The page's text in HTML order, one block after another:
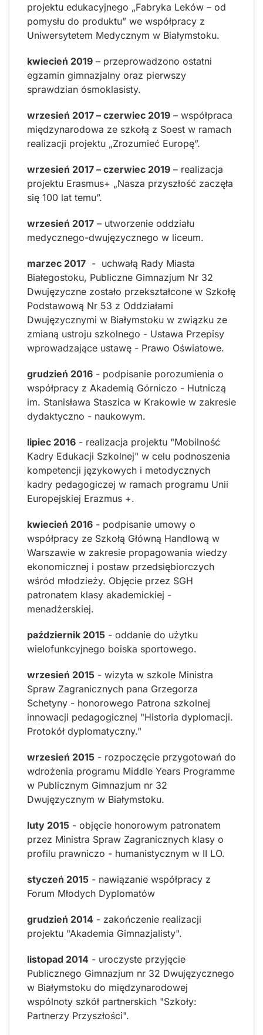
projektu edukacyjnego „Fabryka Leków – od
pomysłu do produktu” we współpracy z
Uniwersytetem Medycznym w Białymstoku.
kwiecień 2019 – przeprowadzono ostatni
egzamin gimnazjalny oraz pierwszy
sprawdzian ósmoklasisty.
wrzesień 2017 – czerwiec 2019 – współpraca
międzynarodowa ze szkołą z Soest w ramach
realizacji projektu „Zrozumieć Europę”.
wrzesień 2017 – czerwiec 2019 – realizacja
projektu Erasmus+ „Nasza przyszłość zaczęła
się 100 lat temu”.
wrzesień 2017 – utworzenie oddziału
medycznego-dwujęzycznego w liceum.
marzec 2017 - uchwałą Rady Miasta
Białegostoku, Publiczne Gimnazjum Nr 32
Dwujęzyczne zostało przekształcone w Szkołę
Podstawową Nr 53 z Oddziałami
Dwujęzycznymi w Białymstoku w związku ze
zmianą ustroju szkolnego - Ustawa Przepisy
wprowadzające ustawę - Prawo Oświatowe.
grudzień 2016 - podpisanie porozumienia o
współpracy z Akademią Górniczo - Hutniczą
im. Stanisława Staszica w Krakowie w zakresie
dydaktyczno - naukowym.
lipiec 2016 - realizacja projektu "Mobilność
Kadry Edukacji Szkolnej" w celu podnoszenia
kompetencji językowych i metodycznych
kadry pedagogiczej w ramach programu Unii
Europejskiej Erazmus +.
kwiecień 2016 - podpisanie umowy o
współpracy ze Szkołą Główną Handlową w
Warszawie w zakresie propagowania wiedzy
ekonomicznej i postaw przedsiębiorczych
wśród młodzieży. Objęcie przez SGH
patronatem klasy akademickiej -
menadżerskiej.
październik 2015 - oddanie do użytku
wielofunkcyjnego boiska sportowego.
wrzesień 2015 - wizyta w szkole Ministra
Spraw Zagranicznych pana Grzegorza
Schetyny - honorowego Patrona szkolnej
innowacji pedagogicznej "Historia dyplomacji.
Protokół dyplomatyczny."
wrzesień 2015 - rozpoczęcie przygotowań do
wdrożenia programu Middle Years Programme
w Publicznym Gimnazjum nr 32
Dwujęzycznym w Białymstoku.
luty 2015 - objęcie honorowym patronatem
przez Ministra Spraw Zagranicznych klasy o
profilu prawniczo - humanistycznym w II LO.
styczeń 2015 - nawiązanie współpracy z
Forum Młodych Dyplomatów
grudzień 2014 - zakończenie realizacji
projektu "Akademia Gimnazjalisty".
listopad 2014 - uroczyste przyjęcie
Publicznego Gimnazjum nr 32 Dwujęzycznego
w Białymstoku do międzynarodowej
wspólnoty szkół partnerskich "Szkoły:
Partnerzy Przyszłości".